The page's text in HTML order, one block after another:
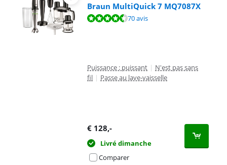
Braun MultiQuick 7 MQ7087X
La note est de 8,6 sur 10, basée sur 70 avis.70 avis
Puissance : puissant | N'est pas sans
fil | Passe au lave-vaisselle
€ 128,-
Livré dimanche
Comparer